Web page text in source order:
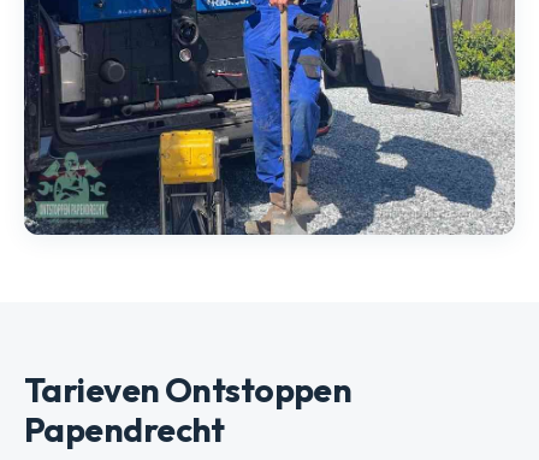
Tarieven Ontstoppen
Papendrecht